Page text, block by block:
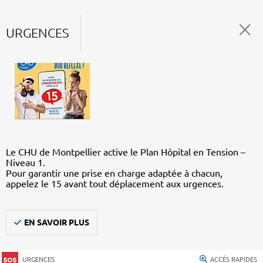
URGENCES
Le CHU de Montpellier active le Plan Hôpital en Tension –
Niveau 1.
Pour garantir une prise en charge adaptée à chacun,
appelez le 15 avant tout déplacement aux urgences.
EN SAVOIR PLUS
URGENCES ACCÈS RAPIDES